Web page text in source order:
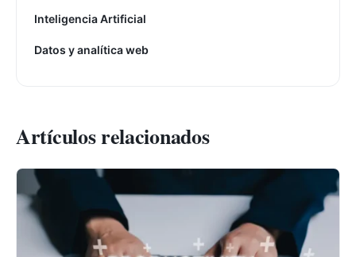
Inteligencia Artificial
Datos y analítica web
Artículos relacionados